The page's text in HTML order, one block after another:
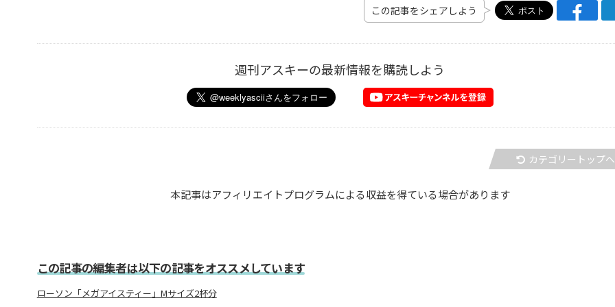
この記事をシェアしよう
週刊アスキーの最新情報を購読しよう
カテゴリートップへ
本記事はアフィリエイトプログラムによる収益を得ている場合があります
この記事の編集者は以下の記事をオススメしています
ローソン「メガアイスティー」Mサイズ2杯分